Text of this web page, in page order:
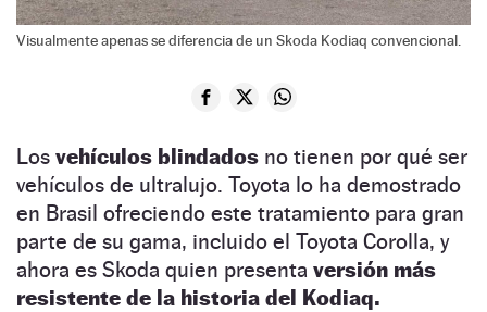
Visualmente apenas se diferencia de un Skoda Kodiaq convencional.
Los vehículos blindados no tienen por qué ser
vehículos de ultralujo. Toyota lo ha demostrado
en Brasil ofreciendo este tratamiento para gran
parte de su gama, incluido el Toyota Corolla, y
ahora es Skoda quien presenta versión más
resistente de la historia del Kodiaq.